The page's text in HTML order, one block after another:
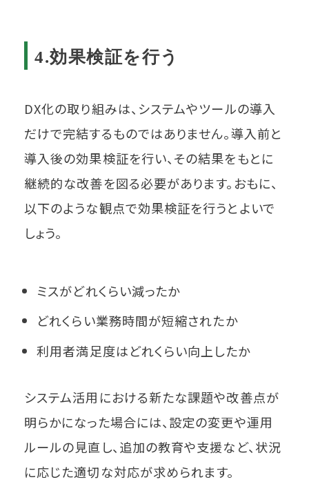
4.効果検証を行う
DX化の取り組みは、システムやツールの導入
だけで完結するものではありません。導入前と
導入後の効果検証を行い、その結果をもとに
継続的な改善を図る必要があります。おもに、
以下のような観点で効果検証を行うとよいで
しょう。
ミスがどれくらい減ったか
どれくらい業務時間が短縮されたか
利用者満足度はどれくらい向上したか
システム活用における新たな課題や改善点が
明らかになった場合には、設定の変更や運用
ルールの見直し、追加の教育や支援など、状況
に応じた適切な対応が求められます。